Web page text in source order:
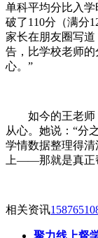
单科平均分比入学
破了110分（满分
家长在朋友圈写
告，比学校老师
心。”
如今的王老师
从心。她说：“分
学情数据整理得
上——那就是真正
相关资讯
聚力线上督